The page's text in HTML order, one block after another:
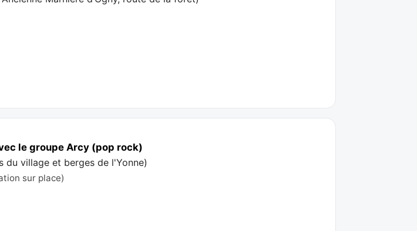
le groupe Arcy (pop rock)
du village et berges de l'Yonne)
sur place)